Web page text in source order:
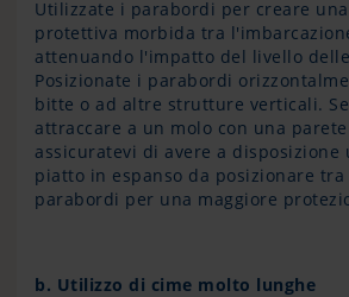
Utilizzate i parabordi per creare
protettiva morbida tra
attenuando l'impatto del livello
Posizionate i parabordi
bitte o ad altre strutture verticali.
attraccare a un molo con una
assicuratevi di avere a disposizione
piatto in espanso da posizionare tra
parabordi per una maggiore
b. Utilizzo di cime molto lunghe